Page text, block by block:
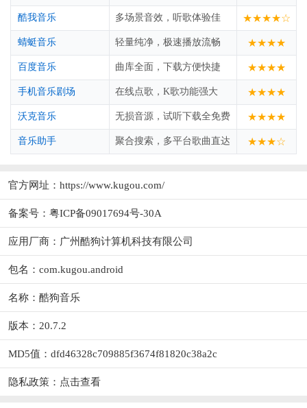
酷我音乐 多场景音效，听歌体验佳 ★★★★☆
蜻蜓音乐 轻量纯净，极速播放流畅 ★★★★
百度音乐 曲库全面，下载方便快捷 ★★★★
手机音乐剧场 在线点歌，K歌功能强大 ★★★★
沃克音乐 无损音源，试听下载全免费 ★★★★
音乐助手 聚合搜索，多平台歌曲直达 ★★★☆
官方网址： https://www.kugou.com/
备案号：粤ICP备09017694号-30A
应用厂商： 广州酷狗计算机科技有限公司
包名：com.kugou.android
名称：酷狗音乐
版本：20.7.2
MD5值：dfd46328c709885f3674f81820c38a2c
隐私政策： 点击查看